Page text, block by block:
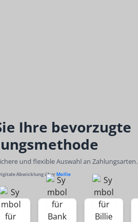
Ihre bevorzugte
und flexible Auswahl an Zahlungsarten.
Abwicklung überMollie